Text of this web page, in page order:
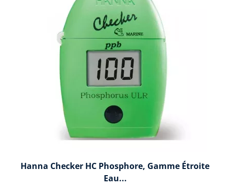
Hanna Checker HC Phosphore, Gamme Étroite
Eau...